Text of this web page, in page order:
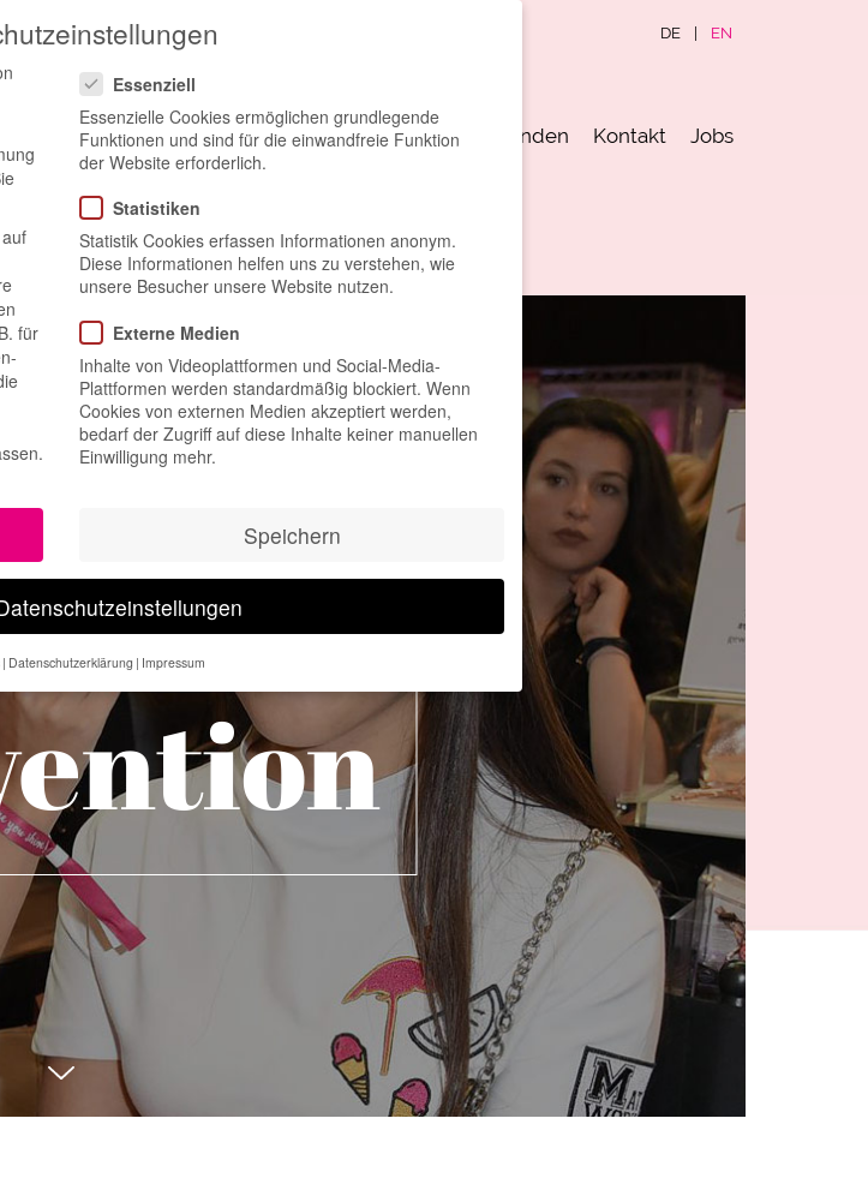
Agentur Newsroom Kunden Kontakt Jobs
DE EN
für
Essenziell
Essenzielle Cookies ermöglichen grundlegende
Funktionen und sind für die einwandfreie Funktion
der Website erforderlich.
Statistiken
Statistik Cookies erfassen Informationen anonym.
Diese Informationen helfen uns zu verstehen, wie
unsere Besucher unsere Website nutzen.
Externe Medien
Inhalte von Videoplattformen und Social-Media-
Plattformen werden standardmäßig blockiert. Wenn
Cookies von externen Medien akzeptiert werden,
bedarf der Zugriff auf diese Inhalte keiner manuellen
Einwilligung mehr.
Speichern
Datenschutzerklärung Impressum
zu freiwilligen Diensten geben möchten, müssen Sie Ihre
unserer Website. Einige von ihnen sind essenziell, während
zu verbessern.Personenbezogene Daten können verarbeitet
Anzeigen und Inhalte oder Anzeigen- und Inhaltsmessung.
finden Sie in unserer
Datenschutzerklärung
Cookies. Sie können Ihre Einwilligung zu ganzen Kategorien
und so nur bestimmte Cookies auswählen.
und sind für die einwandfreie Funktion der Website erforderlich.
Informationen anzeigen